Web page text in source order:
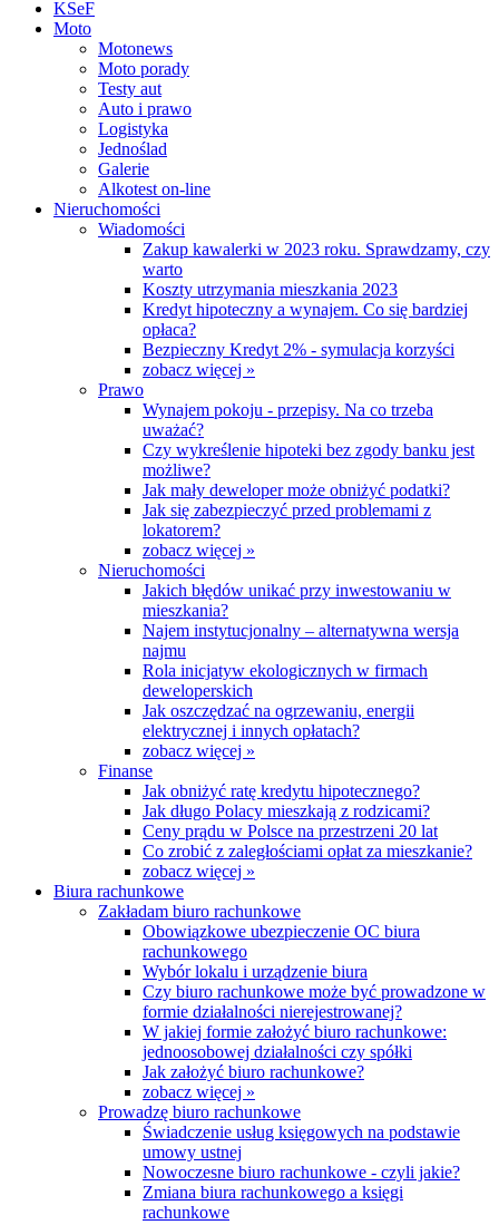
KSeF
Moto
Motonews
Moto porady
Testy aut
Auto i prawo
Logistyka
Jednoślad
Galerie
Alkotest on-line
Nieruchomości
Wiadomości
Zakup kawalerki w 2023 roku. Sprawdzamy, czy
warto
Koszty utrzymania mieszkania 2023
Kredyt hipoteczny a wynajem. Co się bardziej
opłaca?
Bezpieczny Kredyt 2% - symulacja korzyści
zobacz więcej »
Prawo
Wynajem pokoju - przepisy. Na co trzeba
uważać?
Czy wykreślenie hipoteki bez zgody banku jest
możliwe?
Jak mały deweloper może obniżyć podatki?
Jak się zabezpieczyć przed problemami z
lokatorem?
zobacz więcej »
Nieruchomości
Jakich błędów unikać przy inwestowaniu w
mieszkania?
Najem instytucjonalny – alternatywna wersja
najmu
Rola inicjatyw ekologicznych w firmach
deweloperskich
Jak oszczędzać na ogrzewaniu, energii
elektrycznej i innych opłatach?
zobacz więcej »
Finanse
Jak obniżyć ratę kredytu hipotecznego?
Jak długo Polacy mieszkają z rodzicami?
Ceny prądu w Polsce na przestrzeni 20 lat
Co zrobić z zaległościami opłat za mieszkanie?
zobacz więcej »
Biura rachunkowe
Zakładam biuro rachunkowe
Obowiązkowe ubezpieczenie OC biura
rachunkowego
Wybór lokalu i urządzenie biura
Czy biuro rachunkowe może być prowadzone w
formie działalności nierejestrowanej?
W jakiej formie założyć biuro rachunkowe:
jednoosobowej działalności czy spółki
Jak założyć biuro rachunkowe?
zobacz więcej »
Prowadzę biuro rachunkowe
Świadczenie usług księgowych na podstawie
umowy ustnej
Nowoczesne biuro rachunkowe - czyli jakie?
Zmiana biura rachunkowego a księgi
rachunkowe